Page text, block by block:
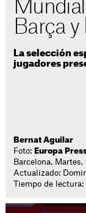
Barça y
La selección
jugadores
Bernat Aguilar
Foto: Europa
Barcelona.
Actualizado:
Tiempo de